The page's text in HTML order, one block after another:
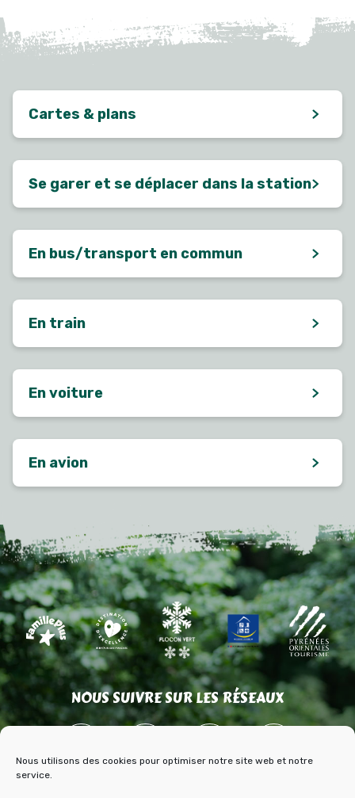
Nous utilisons des cookies pour optimiser notre site web et notre
service.
Cartes & plans
Se garer et se déplacer dans la station
En bus/transport en commun
En train
En voiture
En avion
NOUS SUIVRE SUR LES RÉSEAUX